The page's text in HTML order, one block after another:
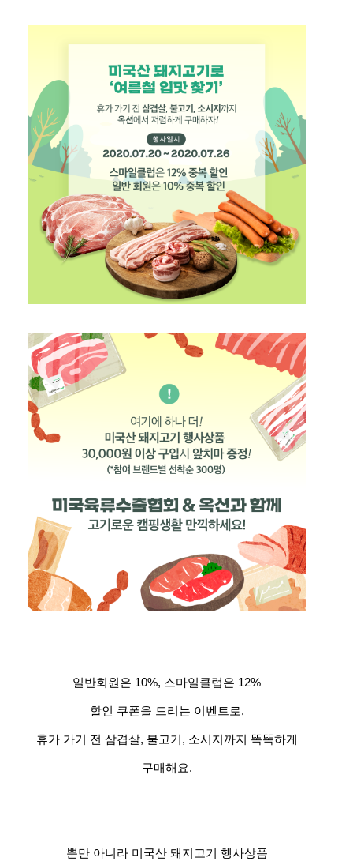
일반회원은 10%, 스마일클럽은 12%
할인 쿠폰을 드리는 이벤트로,
휴가 가기 전 삼겹살, 불고기, 소시지까지 똑똑하게
구매해요.
뿐만 아니라 미국산 돼지고기 행사상품